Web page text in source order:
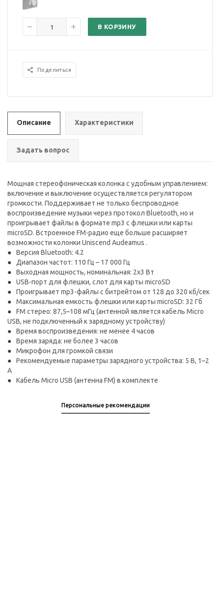
В КОРЗИНУ
Поделиться
Описание Характеристики
Задать вопрос
Мощная стереофоническая колонка с удобным управлением:
включение и выключение осуществляется регулятором
громкости. Поддерживает не только беспроводное
воспроизведение музыки через протокол Bluetooth, но и
проигрывает файлы в формате mp3 с флешки или карты
microSD. Встроенное FM-радио еще больше расширяет
возможности колонки Uniscend Audeamus .
Версия Bluetooth: 4.2
Диапазон частот: 110 Гц – 17 000 Гц
Выходная мощность, номинальная: 2х3 Вт
USB-порт для флешки, слот для карты microSD
Проигрывает mp3-файлы с битрейтом от 128 до 320 кб/сек
Максимальная емкость флешки или карты microSD: 32 Гб
FM стерео: 87,5–108 мГц (антенной является кабель Micro
USB, не подключенный к зарядному устройству)
Время воспроизведения: не менее 4 часов
Время заряда: не более 3 часов
Микрофон для громкой связи
Рекомендуемые параметры зарядного устройства: 5 В, 1–2
А
Кабель Micro USB (антенна FM) в комплекте
Персональные рекомендации